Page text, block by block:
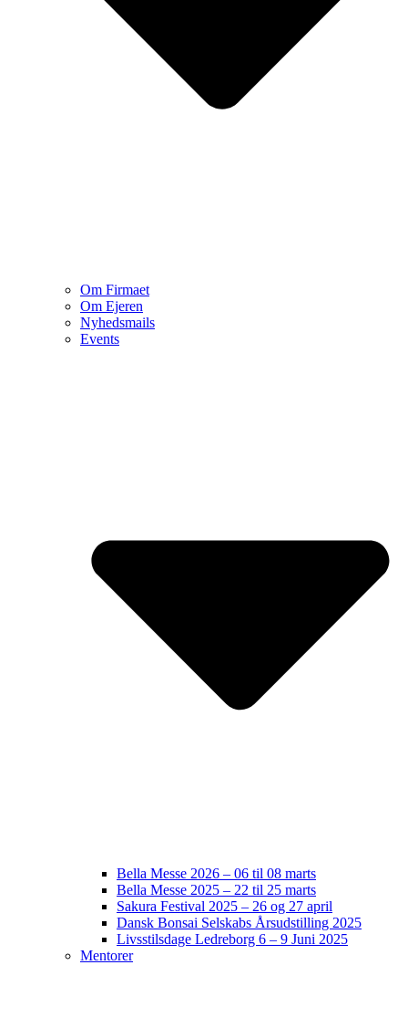
Om Firmaet
Om Ejeren
Nyhedsmails
Events
Bella Messe 2026 – 06 til 08 marts
Bella Messe 2025 – 22 til 25 marts
Sakura Festival 2025 – 26 og 27 april
Dansk Bonsai Selskabs Årsudstilling 2025
Livsstilsdage Ledreborg 6 – 9 Juni 2025
Mentorer